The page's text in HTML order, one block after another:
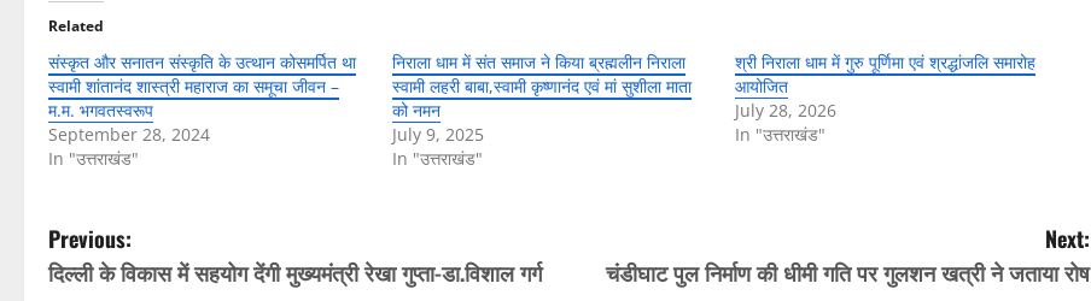
Related
संस्कृत और सनातन संस्कृति के उत्थान कोसमर्पित था
स्वामी शांतानंद शास्त्री महाराज का समूचा जीवन –
म.म. भगवतस्वरूप
September 28, 2024
In "उत्तराखंड"
निराला धाम में संत समाज ने किया ब्रह्मलीन निराला
स्वामी लहरी बाबा,स्वामी कृष्णानंद एवं मां सुशीला माता
को नमन
July 9, 2025
In "उत्तराखंड"
श्री निराला धाम में गुरु पूर्णिमा एवं श्रद्धांजलि समारोह
आयोजित
July 28, 2026
In "उत्तराखंड"
P
Previous:
दिल्ली के विकास में सहयोग देंगी मुख्यमंत्री रेखा गुप्ता-डा.विशाल गर्ग
Next:
चंडीघाट पुल निर्माण की धीमी गति पर गुलशन खत्री ने जताया रोष